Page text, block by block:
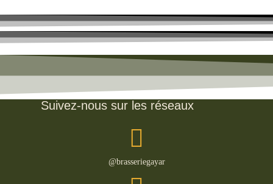
Suivez-nous sur les réseaux
@brasseriegayar